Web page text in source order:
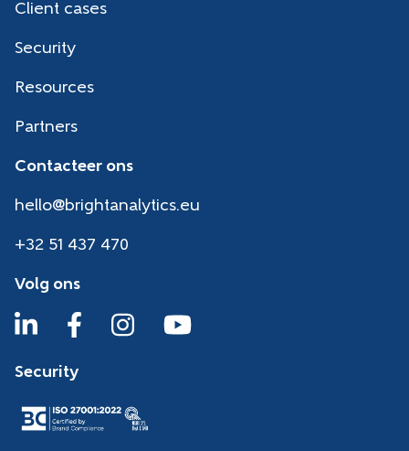
Client cases
Security
Resources
Partners
Contacteer ons
hello@brightanalytics.eu
+32 51 437 470
Volg ons
Security